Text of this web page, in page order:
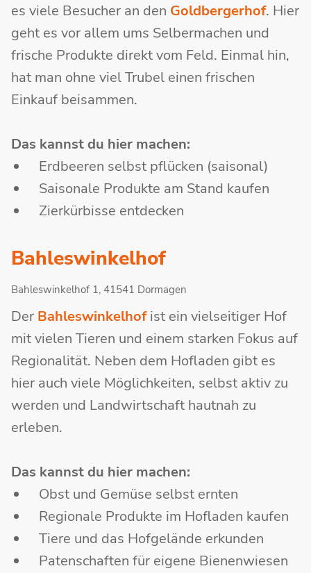
es viele Besucher an den Goldbergerhof. Hier
geht es vor allem ums Selbermachen und
frische Produkte direkt vom Feld. Einmal hin,
hat man ohne viel Trubel einen frischen
Einkauf beisammen.
Das kannst du hier machen:
Erdbeeren selbst pflücken (saisonal)
Saisonale Produkte am Stand kaufen
Zierkürbisse entdecken
Bahleswinkelhof
Bahleswinkelhof 1, 41541 Dormagen
Der Bahleswinkelhofist ein vielseitiger Hof
mit vielen Tieren und einem starken Fokus auf
Regionalität. Neben dem Hofladen gibt es
hier auch viele Möglichkeiten, selbst aktiv zu
werden und Landwirtschaft hautnah zu
erleben.
Das kannst du hier machen:
Obst und Gemüse selbst ernten
Regionale Produkte im Hofladen kaufen
Tiere und das Hofgelände erkunden
Patenschaften für eigene Bienenwiesen